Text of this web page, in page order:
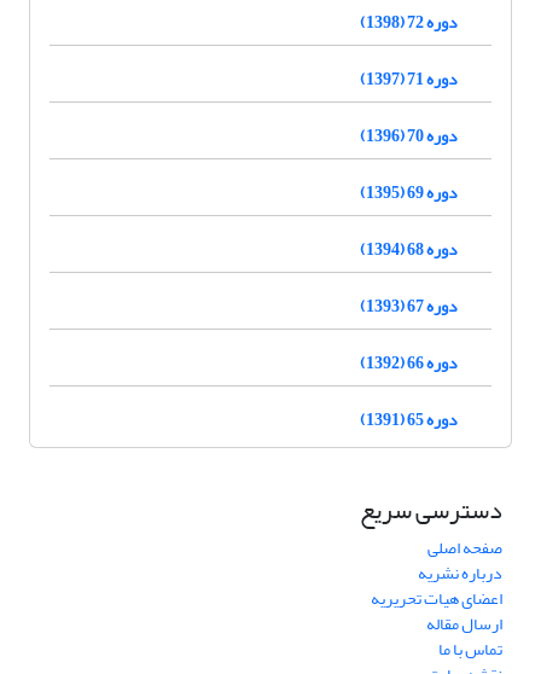
دوره 72 (1398)
دوره 71 (1397)
دوره 70 (1396)
دوره 69 (1395)
دوره 68 (1394)
دوره 67 (1393)
دوره 66 (1392)
دوره 65 (1391)
دسترسی سریع
صفحه اصلی
درباره نشریه
اعضای هیات تحریریه
ارسال مقاله
تماس با ما